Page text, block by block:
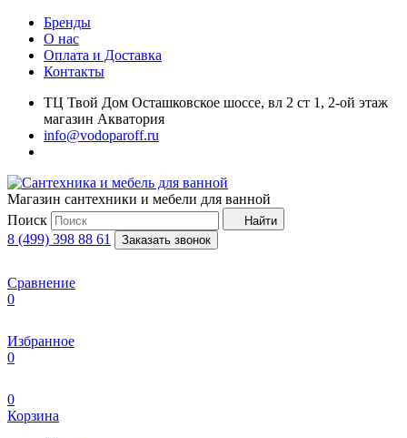
Бренды
О нас
Оплата и Доставка
Контакты
ТЦ Твой Дом Осташковское шоссе, вл 2 ст 1, 2-ой этаж
магазин Акватория
info@vodoparoff.ru
Магазин сантехники и мебели для ванной
Поиск
Найти
8 (499) 398 88 61 Заказать звонок
Сравнение
0
Избранное
0
0
Корзина